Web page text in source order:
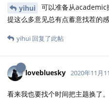
yihui
可以准备从academic
提这么多意见总有点蓄意找茬的感
yihui 回复了此帖
lovebluesky 2020年11月
看来我也要找个时间把主题换了。